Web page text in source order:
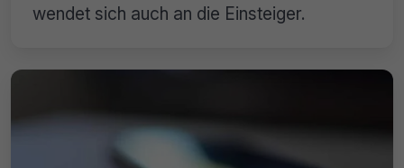
wendet sich auch an die Einsteiger.